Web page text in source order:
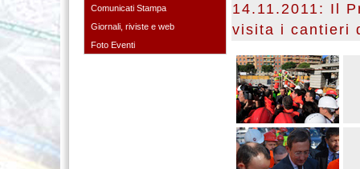
Comunicati Stampa
Giornali, riviste e web
Foto Eventi
14.11.2011: Il
visita i cantieri